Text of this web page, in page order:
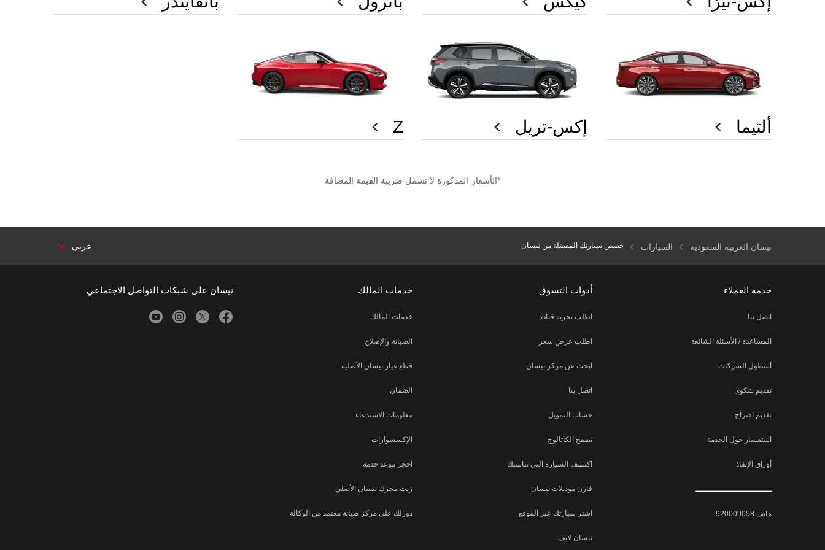
ألتيما إكس-تريل Z
*الأسعار المذكورة لا تشمل ضريبة القيمة المضافة
نيسان العربية السعودية السيارات خصص سيارتك المفضلة من نيسان عربي
خدمة العملاء
اتصل بنا
المساعدة / الأسئلة الشائعة
أسطول الشركات
تقديم شكوى
تقديم اقتراح
استفسار حول الخدمة
أوراق الإنقاذ
ـــــــــــــــــــــــــــــــ
هاتف 920009058
أدوات التسوق
اطلب تجربة قيادة
اطلب عرض سعر
ابحث عن مركز نيسان
اتصل بنا
حساب التمويل
تصفح الكاتالوج
اكتشف السيارة التي تناسبك
قارن موديلات نيسان
اشتر سيارتك عبر الموقع
نيسان لايف
خدمات المالك
خدمات المالك
الصيانة والإصلاح
قطع غيار نيسان الأصلية
الضمان
معلومات الاستدعاء
الإكسسوارات
احجز موعد خدمة
زيت محرك نيسان الأصلي
دورلك على مركز صيانة معتمد من الوكالة
نيسان على شبكات التواصل الاجتماعي
facebook
twitter
instagram